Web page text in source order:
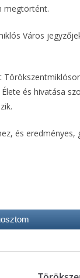
megtörtént.
Város
és hivatása
és